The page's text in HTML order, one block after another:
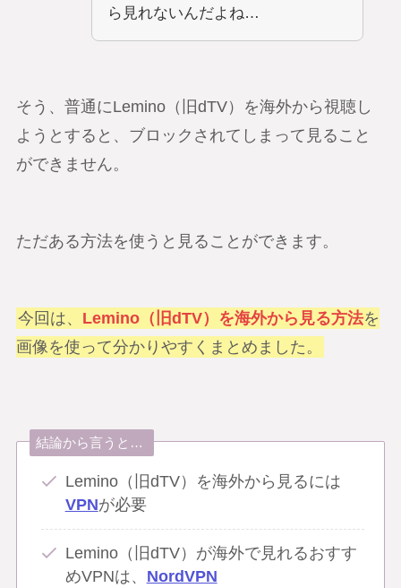
ら見れないんだよね…
そう、普通にLemino（旧dTV）を海外から視聴し
ようとすると、ブロックされてしまって見ること
ができません。
ただある方法を使うと見ることができます。
今回は、 Lemino（旧dTV）を海外から見る方法を
画像を使って分かりやすくまとめました。
結論から言うと…
Lemino（旧dTV）を海外から見るには
VPNが必要
Lemino（旧dTV）が海外で見れるおすす
めVPNは、 NordVPN